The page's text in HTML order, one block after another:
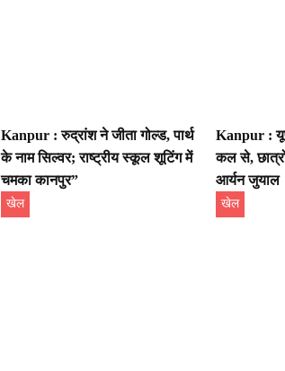
Kanpur : रुद्रांश ने जीता गोल्ड, पार्थ
के नाम सिल्वर; राष्ट्रीय स्कूल शूटिंग में
चमका कानपुर”
खेल
Kanpur :
कल से,
आर्यन जुयाल
खेल